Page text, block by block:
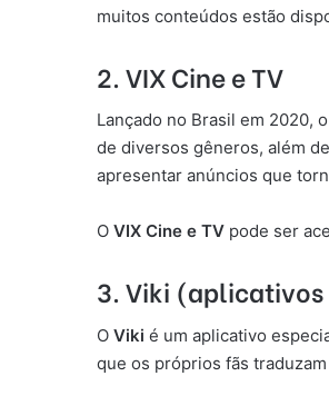
muitos conteúdos estão
2. VIX Cine e TV
Lançado no Brasil em 2020, o
de diversos gêneros, além
apresentar anúncios que
O VIX Cine e TV pode ser
3. Viki
O Viki é um aplicativo
que os próprios fãs